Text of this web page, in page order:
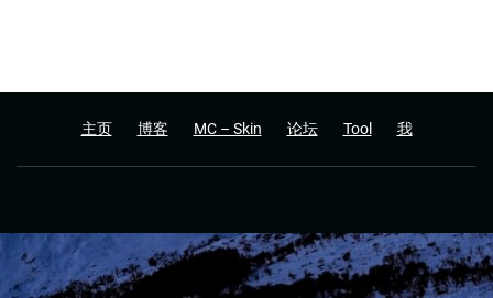
主页 博客 MC – Skin 论坛 Tool 我